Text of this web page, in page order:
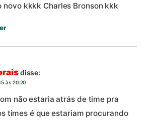
novo kkkk Charles Bronson kkk
disse:
às 20:20
não estaria atrás de time pra
times é que estariam procurando